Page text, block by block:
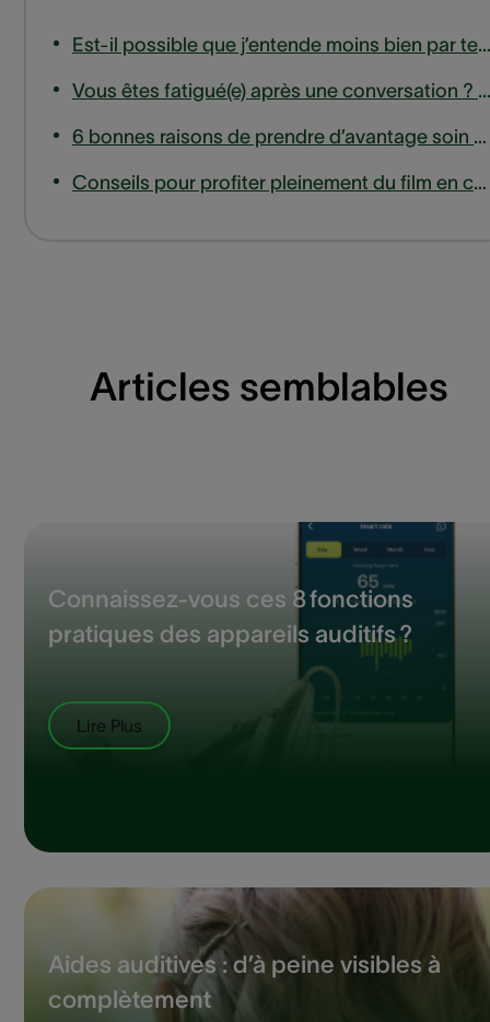
Est-il possible que j’entende moins bien par temps froid ?
Vous êtes fatigué(e) après une conversation ? Ce n’est peut-être pas la faute de votre interlocuteur…
6 bonnes raisons de prendre d’avantage soin de vos oreilles en 2023
Conseils pour profiter pleinement du film en cas de perte auditive
Articles semblables
Connaissez-vous ces 8 fonctions
pratiques des appareils auditifs ?
Lire Plus
Aides auditives : d’à peine visibles à
complètement